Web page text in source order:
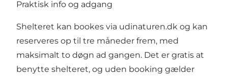
Praktisk info og adgang
Shelteret kan bookes via udinaturen.dk og kan
reserveres op til tre måneder frem, med
maksimalt to døgn ad gangen. Det er gratis at
benytte shelteret, og uden booking gælder